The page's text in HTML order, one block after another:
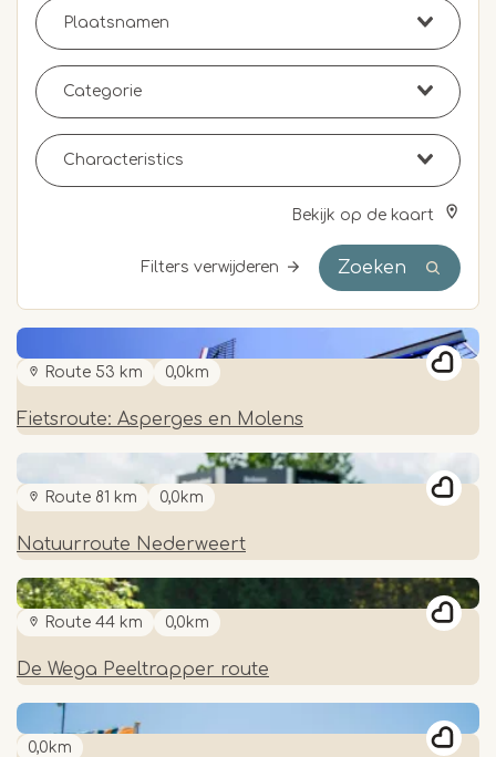
Bekijk op de kaart
Filters verwijderen Zoeken
Route 53 km 0,0km
Fietsroute: Asperges en Molens
Route 81 km 0,0km
Natuurroute Nederweert
Route 44 km 0,0km
De Wega Peeltrapper route
0,0km